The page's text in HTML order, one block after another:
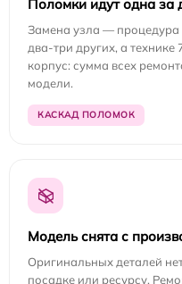
Поломки идут одна за
Замена узла — процедура
два-три других, а
корпус: сумма всех
модели.
КАСКАД ПОЛОМОК
Модель снята с
Оригинальных деталей
посадке или ресурсу.